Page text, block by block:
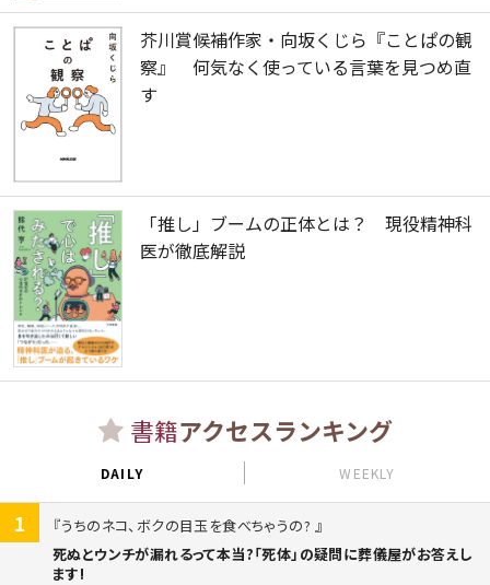
芥川賞候補作家・向坂くじら『ことぱの観
察』 何気なく使っている言葉を見つめ直
す
「推し」ブームの正体とは？ 現役精神科
医が徹底解説
書籍アクセスランキング
DAILY WEEKLY
1
うちのネコ、ボクの目玉を食べちゃうの?
死ぬとウンチが漏れるって本当?「死体」の疑問に葬儀屋がお答えし
ます!